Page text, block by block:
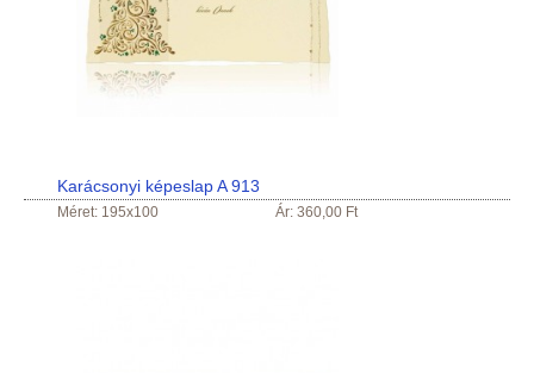
Karácsonyi képeslap A 913
Méret: 195x100 Ár: 360,00 Ft